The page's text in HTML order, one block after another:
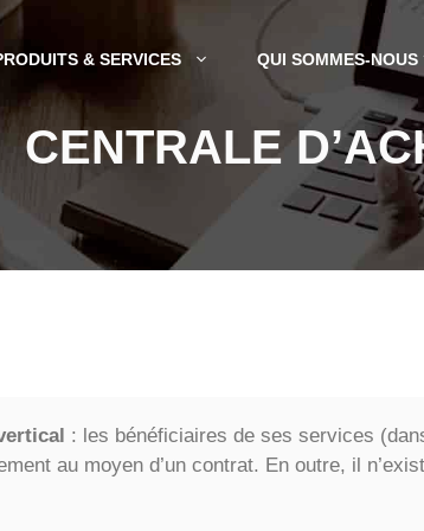
& SERVICES QUI SOMMES-NOUS
CENTRALE
: les bénéficiaires de ses services
au moyen d’un contrat. En outre, il